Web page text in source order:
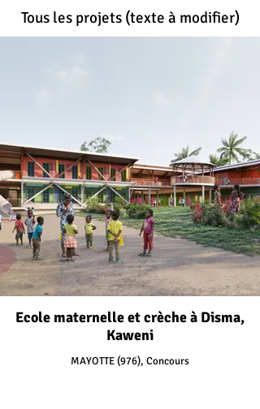
Tous les projets (texte à modifier)
Ecole maternelle et crèche à Disma,
Kaweni
MAYOTTE (976), Concours